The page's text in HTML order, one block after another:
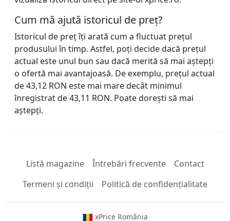
Cum mă ajută istoricul de preț?
Istoricul de preț îți arată cum a fluctuat prețul
produsului în timp. Astfel, poți decide dacă prețul
actual este unul bun sau dacă merită să mai aștepți
o ofertă mai avantajoasă. De exemplu, prețul actual
de 43,12 RON este mai mare decât minimul
înregistrat de 43,11 RON. Poate dorești să mai
aștepți.
Listă magazine Întrebări frecvente
Contact
Termeni și condiții
Politică de confidențialitate
xPrice România